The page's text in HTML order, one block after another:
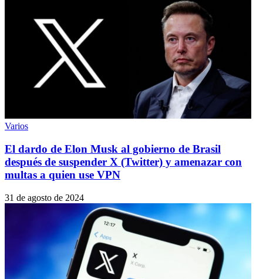
Varios
El dardo de Elon Musk al gobierno de Brasil
después de suspender X (Twitter) y amenazar con
multas a quien use VPN
31 de agosto de 2024